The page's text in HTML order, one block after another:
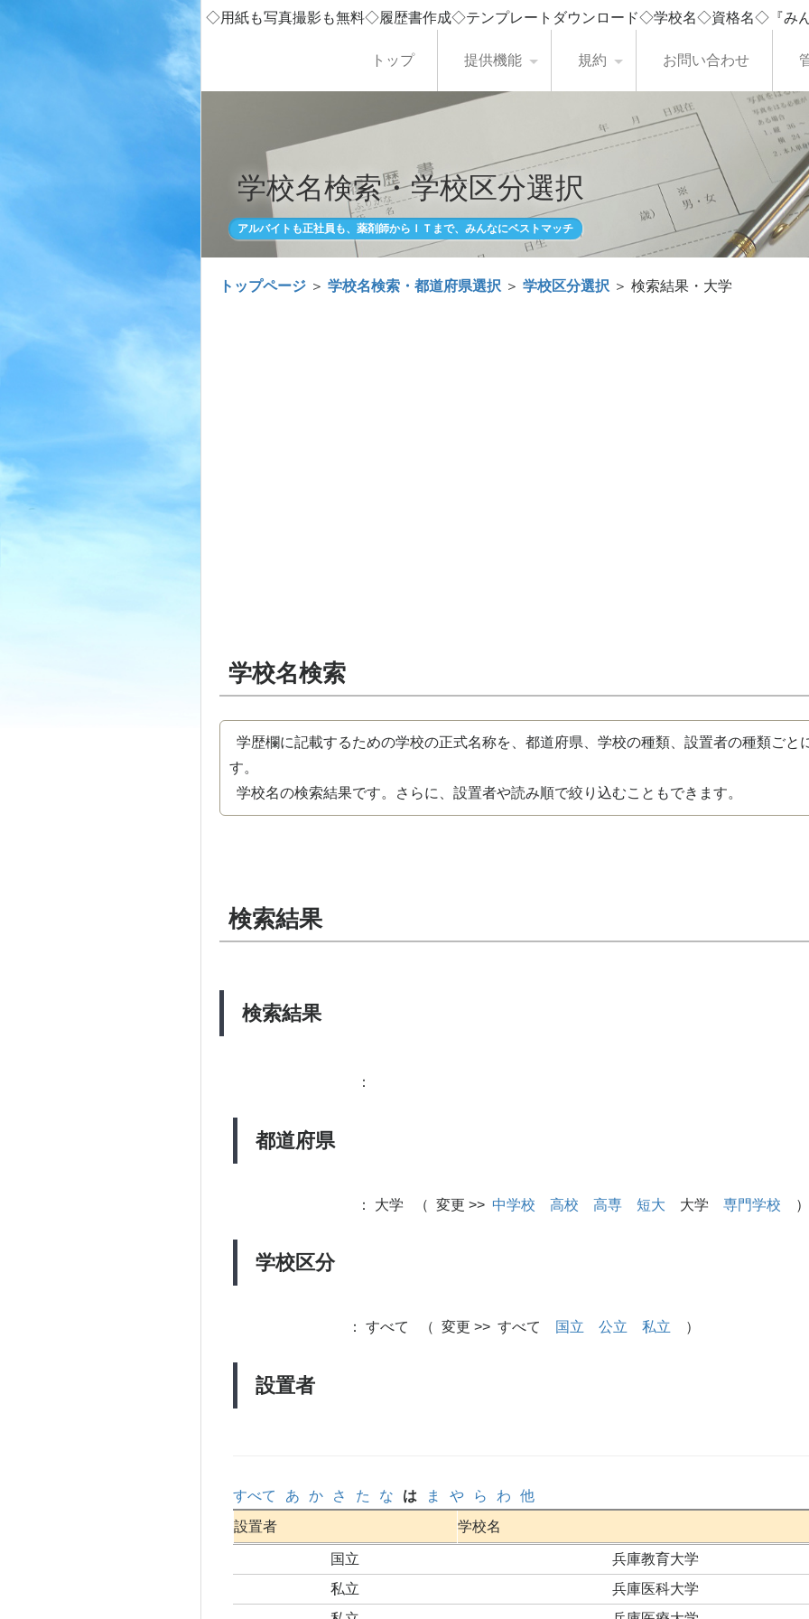
◇用紙も写真撮影も無料◇履歴書作成◇テンプレートダウンロード◇学校名◇資格名◇『み
トップ 提供機能 規約 お問い合わせ
学校名検索・学校区分選択
アルバイトも正社員も、薬剤師からＩＴまで、みんなにベストマッチ
トップページ ＞ 学校名検索・都道府県選択 ＞ 学校区分選択 ＞ 検索結果・大学
学校名検索
学歴欄に記載するための学校の正式名称を、都道府県、学校の種類、設置者の種類ごと
す。
学校名の検索結果です。さらに、設置者や読み順で絞り込むこともできます。
検索結果
検索結果
都道府県
：
学校区分
： 大学 （ 変更 >> 中学校 高校 高専 短大 大学 専門学校 ）
設置者
： すべて （ 変更 >> すべて 国立 公立 私立 ）
すべて あ か さ た な は ま や ら わ
他
設置者
学校名
国立
兵庫教育大学
私立
兵庫医科大学